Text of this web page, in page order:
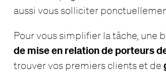
aussi vous solliciter
Pour vous simplifier la tâche, une
de mise en relation de porteurs
trouver vos premiers clients et de